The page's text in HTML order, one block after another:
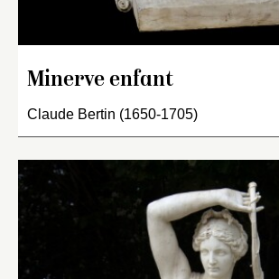
Minerve enfant
Claude Bertin (1650-1705)